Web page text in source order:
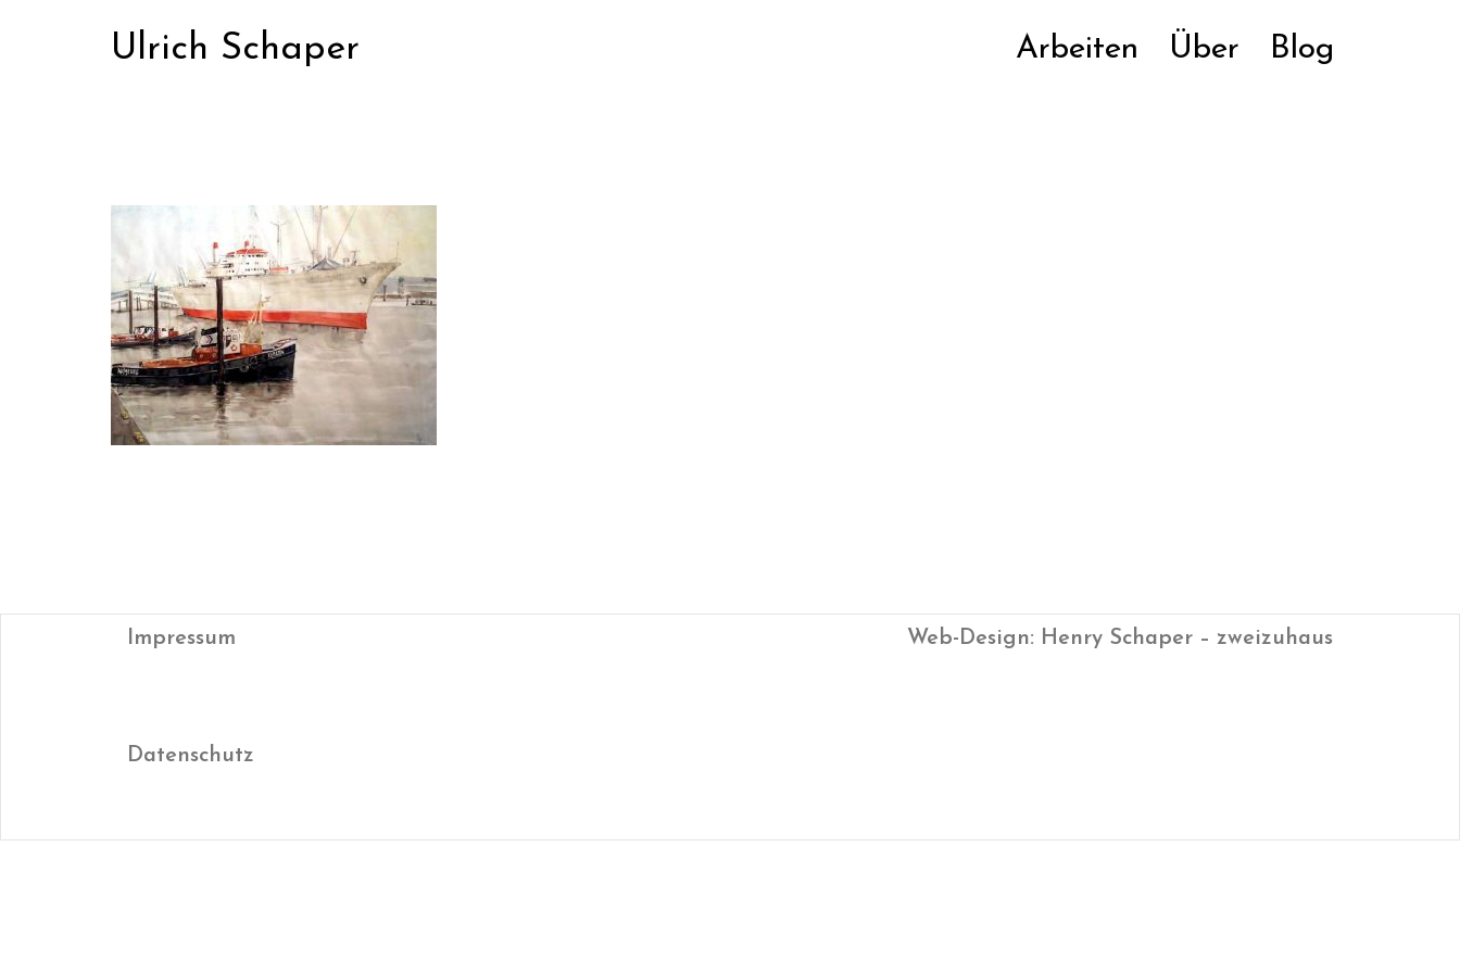
Ulrich Schaper Arbeiten Über Blog
Impressum Web-Design: Henry Schaper – zweizuhaus
Datenschutz